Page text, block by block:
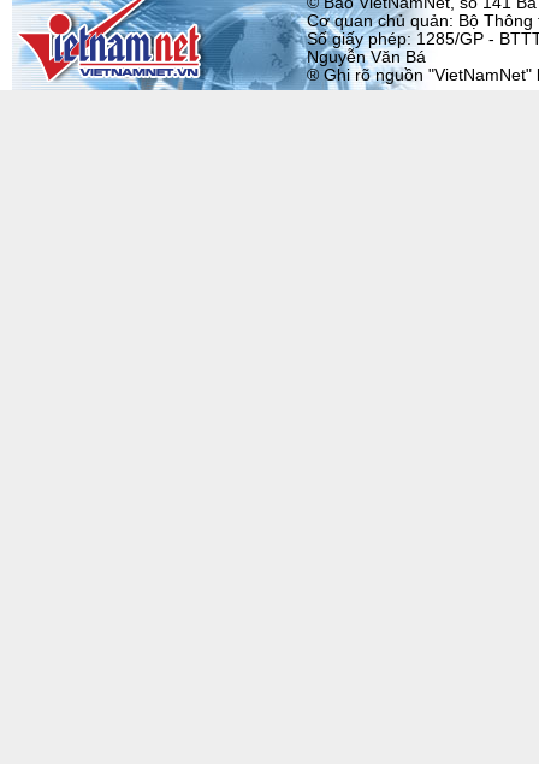
Cơ quan chủ quản: Bộ Thông
Số giấy phép: 1285/GP -
Nguyễn Văn Bá
® Ghi rõ nguồn "VietNamNet"